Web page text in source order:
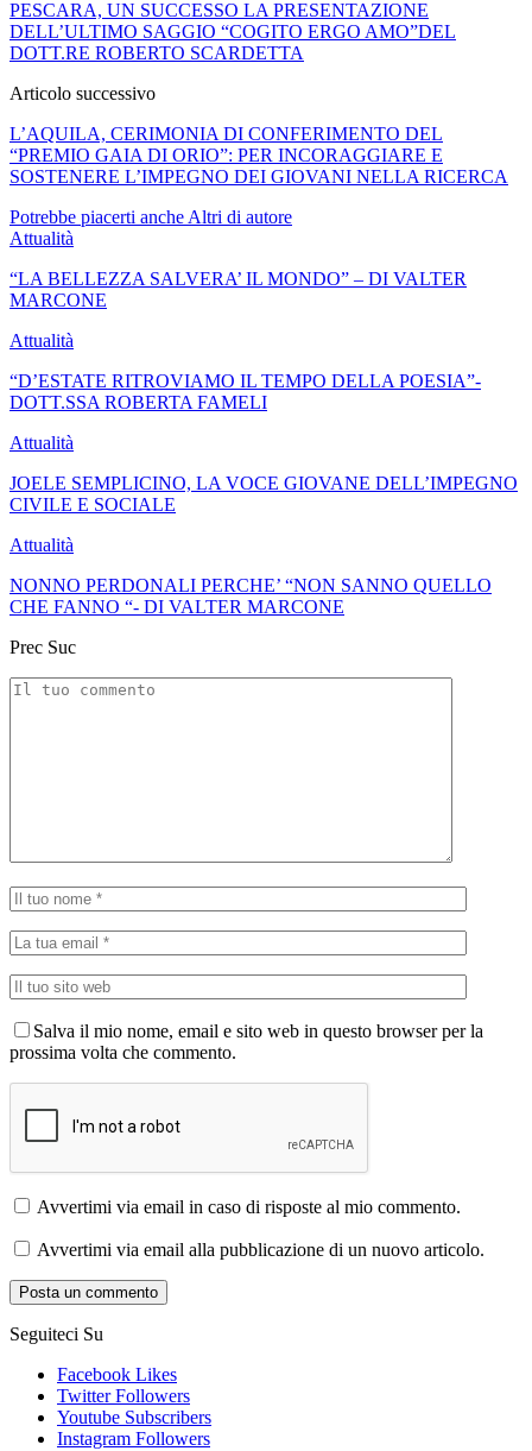
PESCARA, UN SUCCESSO LA PRESENTAZIONE
DELL’ULTIMO SAGGIO “COGITO ERGO AMO”DEL
DOTT.RE ROBERTO SCARDETTA
Articolo successivo
L’AQUILA, CERIMONIA DI CONFERIMENTO DEL
“PREMIO GAIA DI ORIO”: PER INCORAGGIARE E
SOSTENERE L’IMPEGNO DEI GIOVANI NELLA RICERCA
Potrebbe piacerti anche Altri di autore
Attualità
“LA BELLEZZA SALVERA’ IL MONDO” – DI VALTER
MARCONE
Attualità
“D’ESTATE RITROVIAMO IL TEMPO DELLA POESIA”-
DOTT.SSA ROBERTA FAMELI
Attualità
JOELE SEMPLICINO, LA VOCE GIOVANE DELL’IMPEGNO
CIVILE E SOCIALE
Attualità
NONNO PERDONALI PERCHE’ “NON SANNO QUELLO
CHE FANNO “- DI VALTER MARCONE
Prec Suc
Salva il mio nome, email e sito web in questo browser per la
prossima volta che commento.
Avvertimi via email in caso di risposte al mio commento.
Avvertimi via email alla pubblicazione di un nuovo articolo.
Seguiteci Su
Facebook Likes
Twitter Followers
Youtube Subscribers
Instagram Followers